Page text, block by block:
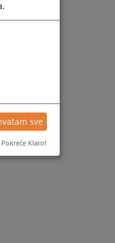
sve
Pokreće Klaro!